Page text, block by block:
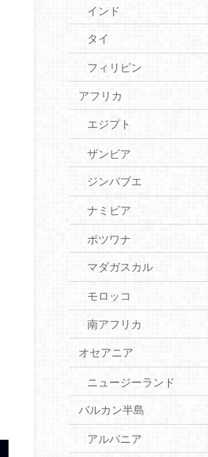
インド
タイ
フィリピン
アフリカ
エジプト
ザンビア
ジンバブエ
ナミビア
ボツワナ
マダガスカル
モロッコ
南アフリカ
オセアニア
ニュージーランド
バルカン半島
アルバニア